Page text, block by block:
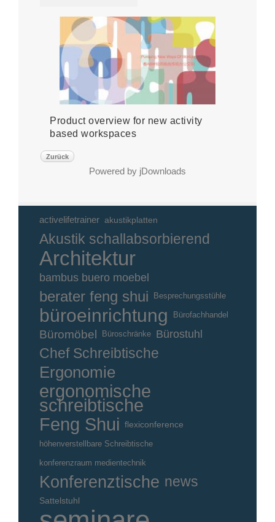
Product overview for new activity
based workspaces
Zurück
Powered by jDownloads
activelifetrainer akustikplatten
Akustik schallabsorbierend
Architektur
bambus buero moebel
berater feng shui Besprechungsstühle
büroeinrichtung Bürofachhandel
Büromöbel Büroschränke Bürostuhl
Chef Schreibtische
Ergonomie
ergonomische
schreibtische
Feng Shui flexiconference
höhenverstellbare Schreibtische
konferenzraum medientechnik
Konferenztische news
Sattelstuhl